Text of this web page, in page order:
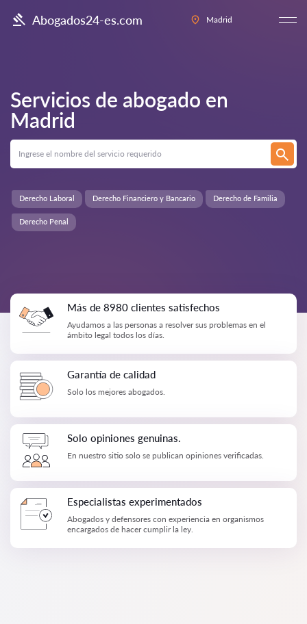
Abogados24-es.com Madrid
Servicios de abogado en
Madrid
Derecho Penal
Derecho Laboral Derecho Financiero y Bancario Derecho de Familia
Más de 8980 clientes satisfechos
Ayudamos a las personas a resolver sus problemas en el
ámbito legal todos los días.
Garantía de calidad
Solo los mejores abogados.
Solo opiniones genuinas.
En nuestro sitio solo se publican opiniones verificadas.
Especialistas experimentados
Abogados y defensores con experiencia en organismos
encargados de hacer cumplir la ley.